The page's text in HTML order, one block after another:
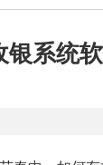
银系统